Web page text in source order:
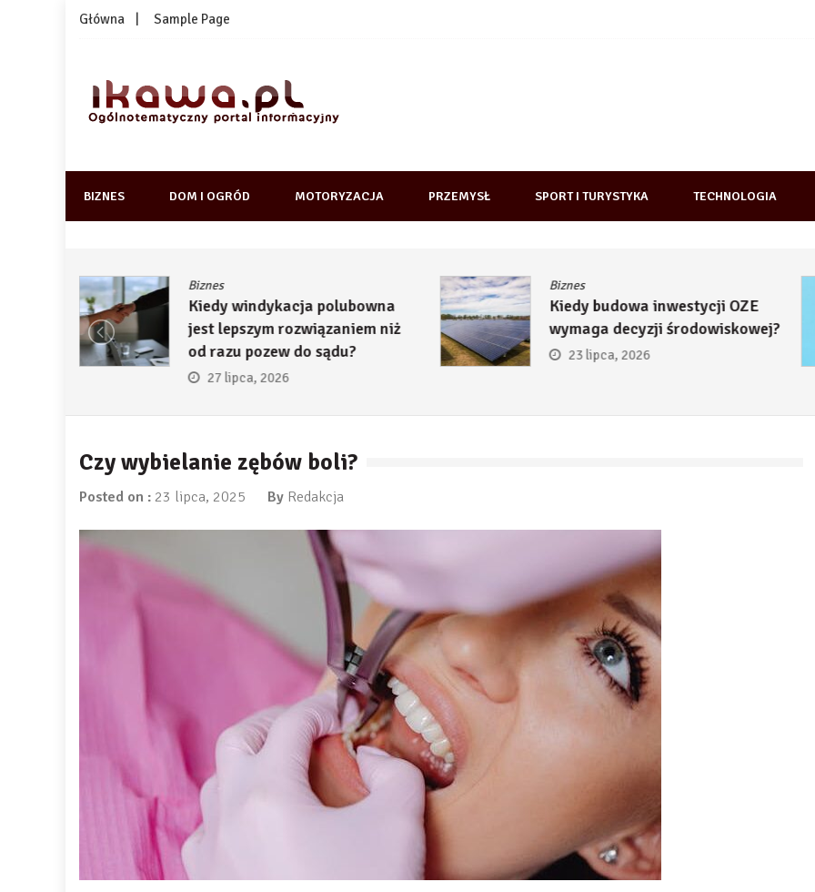
Skip
Główna Sample Page
1kawa.pl
BIZNES DOM I OGRÓD MOTORYZACJA PRZEMYSŁ SPORT I TURYSTYKA TECHNOLOGIA
Biznes
Kiedy windykacja polubowna
jest lepszym rozwiązaniem niż
od razu pozew do sądu?
27 lipca, 2026
Biznes
Kiedy budowa inwestycji OZE
wymaga decyzji środowiskowej?
23 lipca, 2026
Czy wybielanie zębów boli?
Posted on : 23 lipca, 2025 By Redakcja